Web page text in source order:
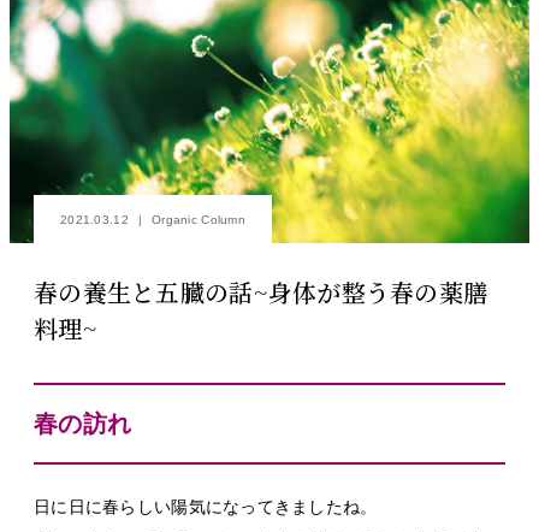
2021.03.12 Organic Column
春の養生と五臓の話~身体が整う春の薬膳
料理~
春の訪れ
日に日に春らしい陽気になってきましたね。